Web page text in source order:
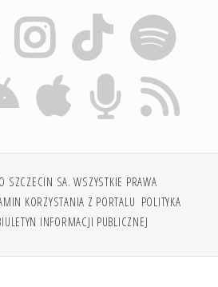
SZCZECIN SA. WSZYSTKIE PRAWA
KORZYSTANIA Z PORTALU POLITYKA
INFORMACJI PUBLICZNEJ